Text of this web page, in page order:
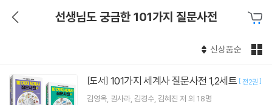
선생님도 궁금한 101가지 질문사전
신상품순
[도서] 101가지 세계사 질문사전 1,2세트 [ 전2권 ]
김영옥 권사라 김경수 김혜진 저 외 18명